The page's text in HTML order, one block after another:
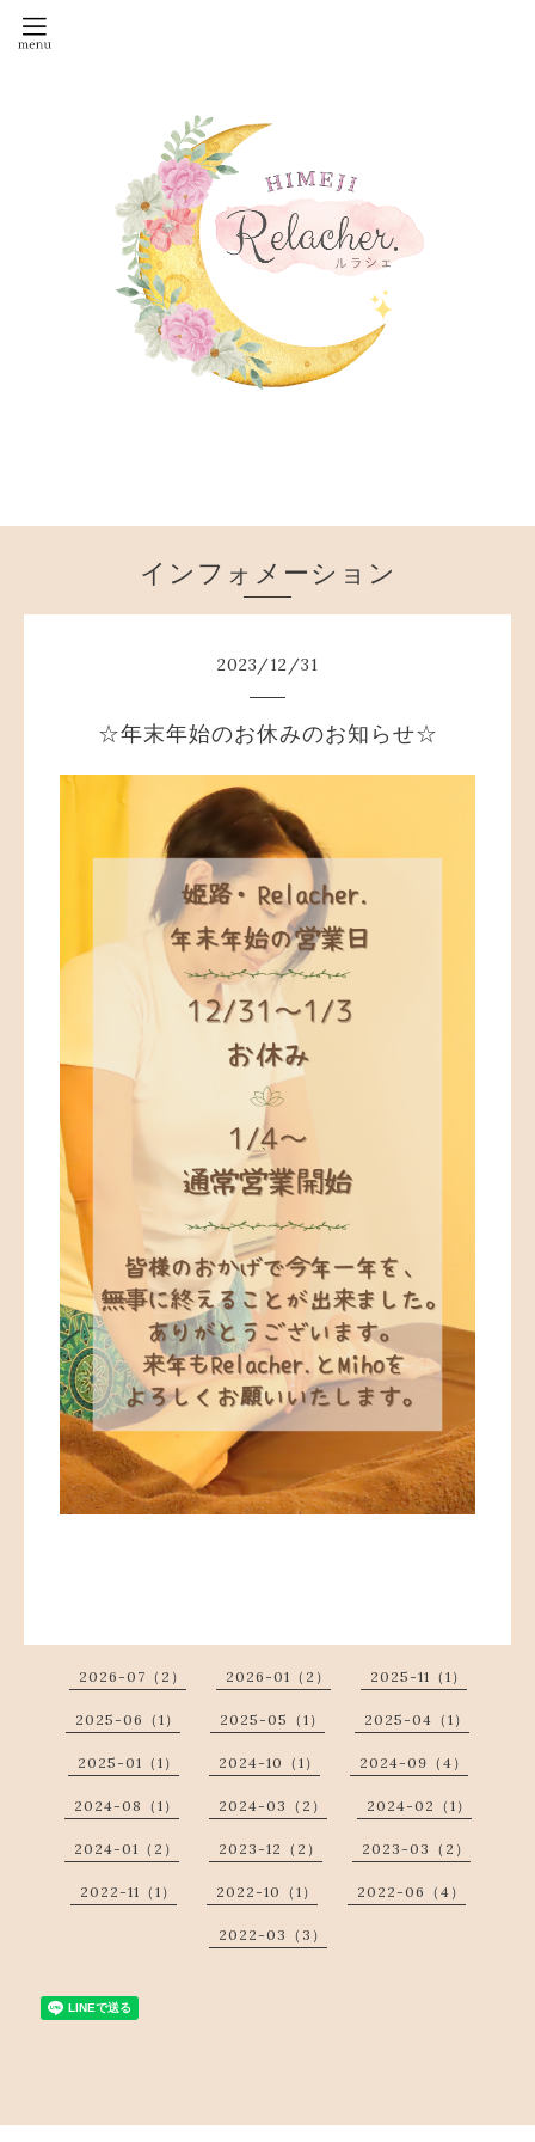
インフォメーション
2023/12/31
☆年末年始のお休みのお知らせ☆
2026-07（2） 2026-01（2） 2025-11（1）
2025-06（1） 2025-05（1） 2025-04（1）
2025-01（1） 2024-10（1） 2024-09（4）
2024-08（1） 2024-03（2） 2024-02（1）
2024-01（2） 2023-12（2） 2023-03（2）
2022-11（1） 2022-10（1） 2022-06（4）
2022-03（3）